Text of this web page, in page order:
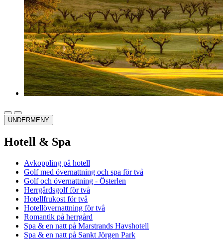
UNDERMENY
Hotell & Spa
Avkoppling på hotell
Golf med övernattning och spa för två
Golf och övernattning - Österlen
Herrgårdsgolf för två
Hotellfrukost för två
Hotellövernattning för två
Romantik på herrgård
Spa & en natt på Marstrands Havshotell
Spa & en natt på Sankt Jörgen Park